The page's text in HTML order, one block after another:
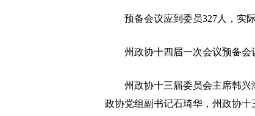
预备会议应到委员327人，实际
州政协十四届一次会议预备会
州政协十三届委员会主席韩兴
政协党组副书记石琦华，州政协十